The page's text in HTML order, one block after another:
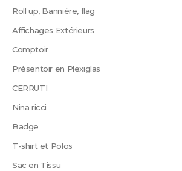
Roll up, Bannière, flag
Affichages Extérieurs
Comptoir
Présentoir en Plexiglas
CERRUTI
Nina ricci
Badge
T-shirt et Polos
Sac en Tissu